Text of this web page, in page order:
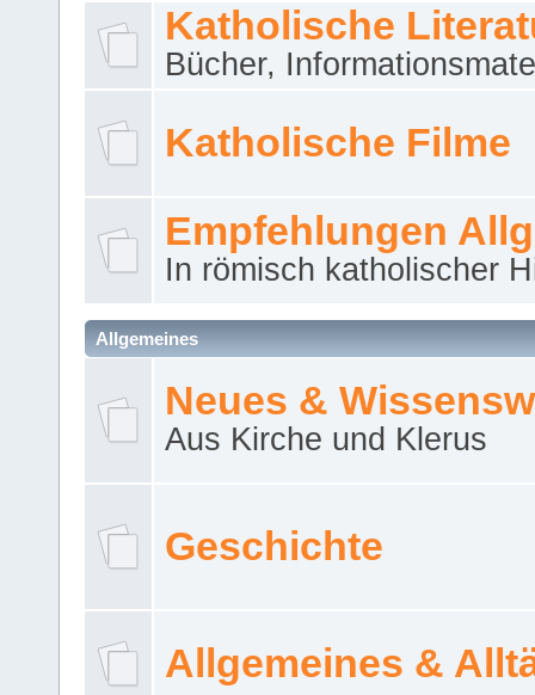
Katholische
Bücher,
Katholische Filme
Empfehlungen
In römisch katholischer
Allgemeines
Neues &
Aus Kirche und Klerus
Geschichte
Allgemeines &